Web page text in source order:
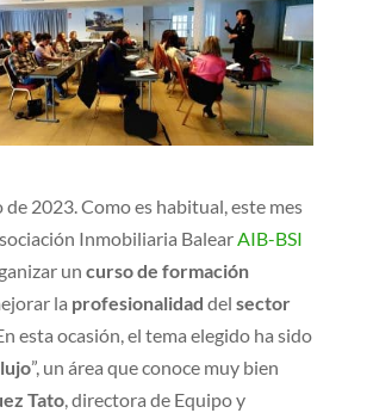
de 2023. Como es habitual, este mes
Inmobiliaria BalearAIB-BSI
un curso de formación
la profesionalidad del sector
esta ocasión, el tema elegido ha sido
”, un área que conoce muy bien
Tato, directora de Equipo y